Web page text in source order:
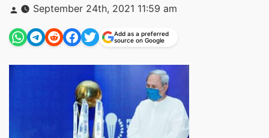
Posted
by
September 24th, 2021 11:59 am
Add as a preferred
source on Google